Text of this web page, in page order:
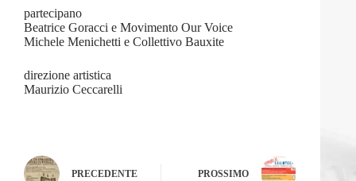
partecipano
Beatrice Goracci e Movimento Our Voice
Michele Menichetti e Collettivo Bauxite
direzione artistica
Maurizio Ceccarelli
PRECEDENTE PROSSIMO